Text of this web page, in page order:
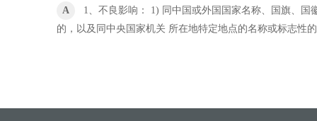
1、不良影响： 1) 同中国或外国国家名称、国旗、国
的，以及同中央国家机关 所在地特定地点的名称或标志性